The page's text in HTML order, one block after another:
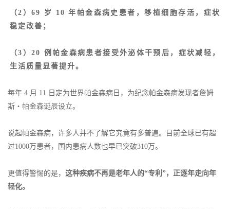
（2）69 岁 10 年帕金森病史患者，移植细胞存活，症状
稳定改善；
（3）20 例帕金森病患者接受外泌体干预后，症状减轻，
生活质量显著提升。
每年 4 月 11 日定为世界帕金森病日，为纪念帕金森病发现者詹姆
斯・帕金森诞辰设立。
说起帕金森病，许多人并不了解它究竟有多普遍。目前全球已有超
过1000万患者，国内患病人数也早已突破310万。
更值得警惕的是， 这种疾病不再是老年人的“专利”，正逐年走向年
轻化。